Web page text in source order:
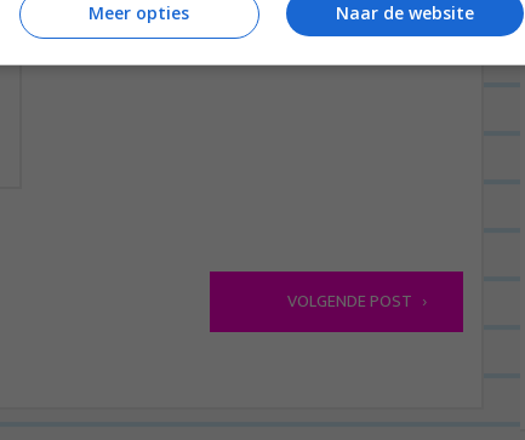
VOLGENDE POST
Naar de website
Meer opties